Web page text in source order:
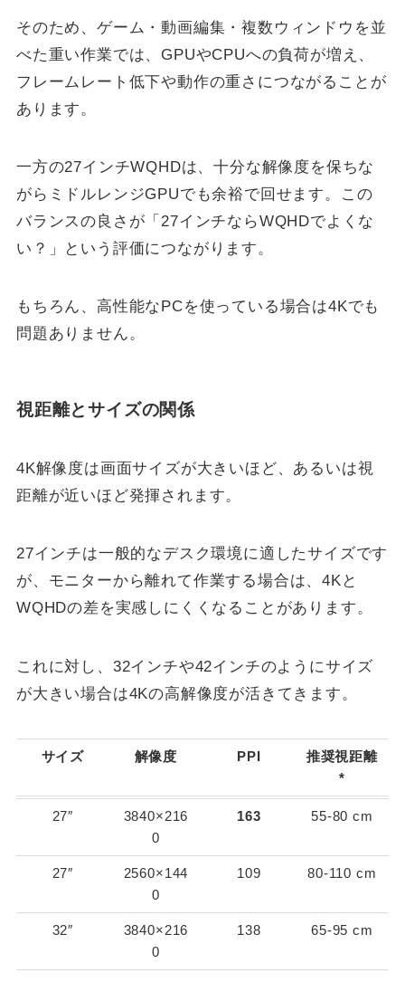
そのため、ゲーム・動画編集・複数ウィンドウを並
べた重い作業では、GPUやCPUへの負荷が増え、
フレームレート低下や動作の重さにつながることが
あります。
一方の27インチWQHDは、十分な解像度を保ちな
がらミドルレンジGPUでも余裕で回せます。この
バランスの良さが「27インチならWQHDでよくな
い？」という評価につながります。
もちろん、高性能なPCを使っている場合は4Kでも
問題ありません。
視距離とサイズの関係
4K解像度は画面サイズが大きいほど、あるいは視
距離が近いほど発揮されます。
27インチは一般的なデスク環境に適したサイズです
が、モニターから離れて作業する場合は、4Kと
WQHDの差を実感しにくくなることがあります。
これに対し、32インチや42インチのようにサイズ
が大きい場合は4Kの高解像度が活きてきます。
サイズ 解像度 PPI
推奨視距離
*
27″
3840×216
0
163 55-80 cm
27″
2560×144
0
109 80-110 cm
32″
3840×216
0
138 65-95 cm